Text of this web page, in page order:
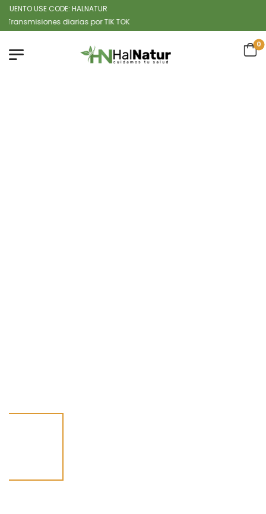
USE CODE: HALNATUR
diarias por TIK TOK
0